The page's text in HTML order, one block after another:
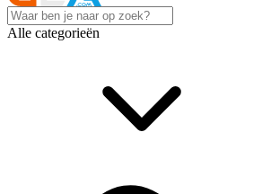
Alle categorieën